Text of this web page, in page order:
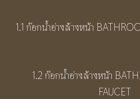
1.1 ก๊อกน้ำอ่างล้างหน้า
1.2 ก๊อกน้ำอ่างล้างหน้า
FAUCET